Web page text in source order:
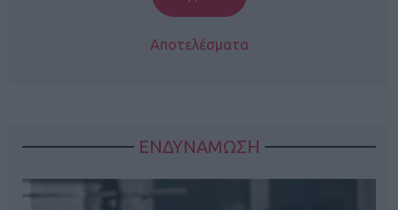
Αποτελέσματα
ΕΝΔΥΝΑΜΩΣΗ